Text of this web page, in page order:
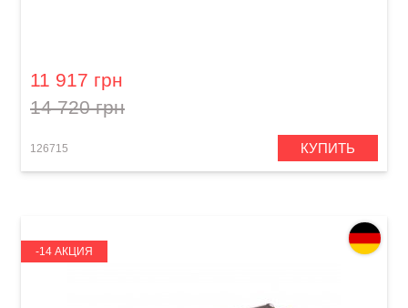
11 917 грн
14 720 грн
126715 КУПИТЬ
-14 АКЦИЯ